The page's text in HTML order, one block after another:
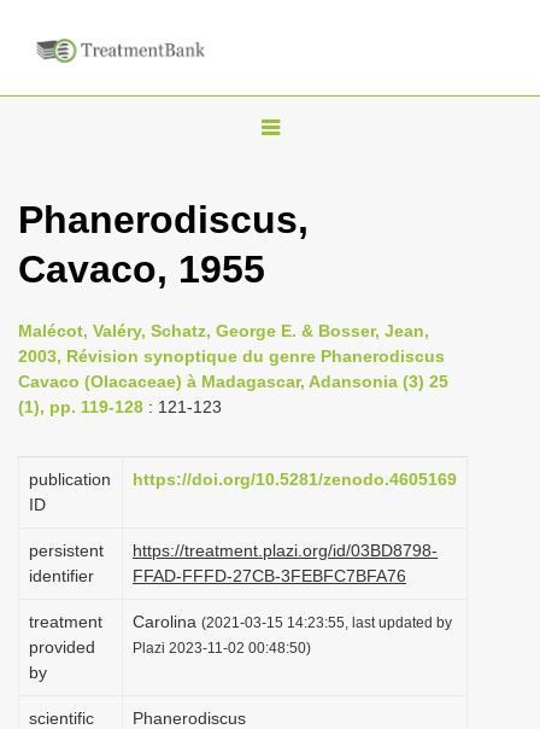
T
g
l
n
a
g
i
n
Phanerodiscus,
Cavaco, 1955
Malécot, Valéry, Schatz, George E. & Bosser, Jean,
2003, Révision synoptique du genre Phanerodiscus
Cavaco (Olacaceae) à Madagascar, Adansonia (3) 25
(1), pp. 119-128 : 121-123
publication
ID
https://doi.org/10.5281/zenodo.4605169
persistent
identifier
https://treatment.plazi.org/id/03BD8798-
FFAD-FFFD-27CB-3FEBFC7BFA76
treatment
provided
by
Carolina (2021-03-15 14:23:55, last updated by
Plazi 2023-11-02 00:48:50)
scientific
Phanerodiscus